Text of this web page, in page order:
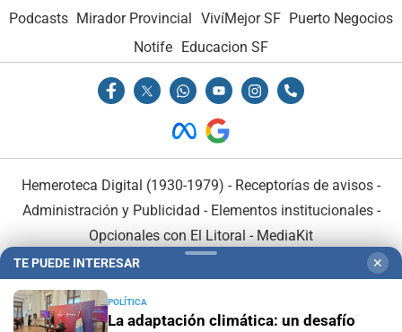
Podcasts Mirador Provincial VivíMejor SF Puerto Negocios
Notife Educacion SF
Hemeroteca Digital (1930-1979) - Receptorías de avisos -
Administración y Publicidad - Elementos institucionales-
Opcionales con El Litoral - MediaKit
TE PUEDE INTERESAR ✕
POLÍTICA
La adaptación climática: un desafío